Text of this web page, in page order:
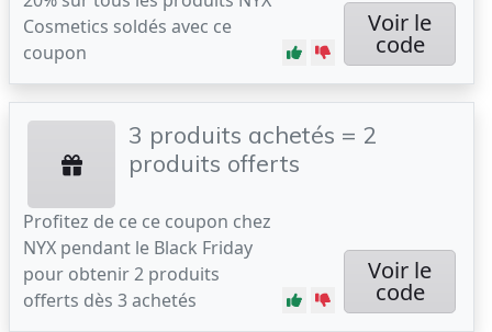
Cosmetics soldés avec ce
coupon
Voir le
code
3 produits achetés = 2
produits offerts
Profitez de ce ce coupon chez
NYX pendant le Black Friday
pour obtenir 2 produits
offerts dès 3 achetés
Voir le
code